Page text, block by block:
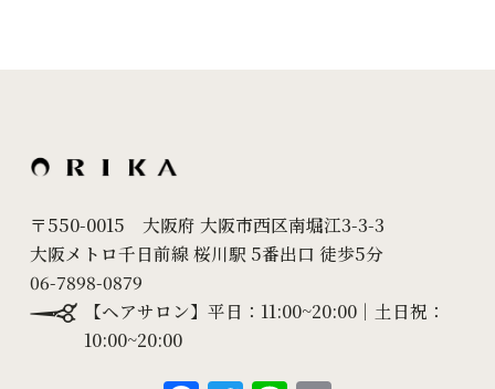
2024年6月(18)
2024年3月(7)
2024年2月(10)
2024年1月(6)
〒550-0015 大阪府 大阪市西区南堀江3-3-3
大阪メトロ千日前線 桜川駅 5番出口 徒歩5分
06-7898-0879
【ヘアサロン】平日：11:00~20:00｜土日祝：
10:00~20:00